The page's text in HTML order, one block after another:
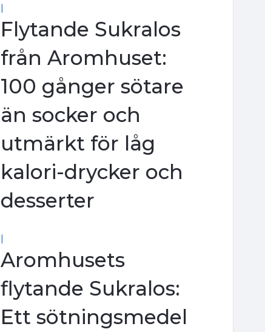
|
Flytande Sukralos
från Aromhuset:
100 gånger sötare
än socker och
utmärkt för låg
kalori-drycker och
desserter
|
Aromhusets
flytande Sukralos:
Ett sötningsmedel